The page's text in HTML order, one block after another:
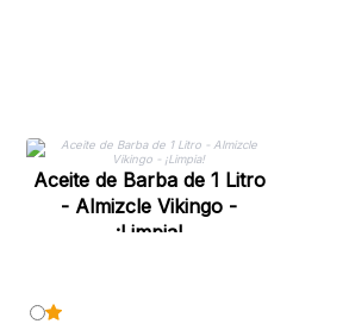
Aceite de Barba de 1 Litro
- Almizcle Vikingo -
¡Limpia!